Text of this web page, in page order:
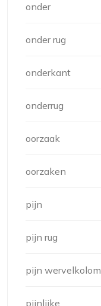
onder
onder rug
onderkant
onderrug
oorzaak
oorzaken
pijn
pijn rug
pijn wervelkolom
pijnlijke